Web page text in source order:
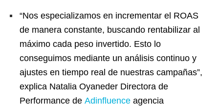
“Nos especializamos en incrementar el ROAS
de manera constante, buscando rentabilizar al
máximo cada peso invertido. Esto lo
conseguimos mediante un análisis continuo y
ajustes en tiempo real de nuestras campañas”,
explica Natalia Oyaneder Directora de
Performance de Adinfluence agencia